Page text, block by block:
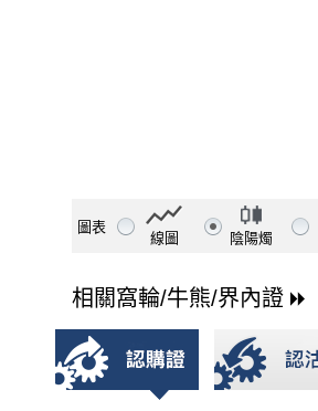
圖表
線圖 陰陽燭
相關窩輪/牛熊/界內證